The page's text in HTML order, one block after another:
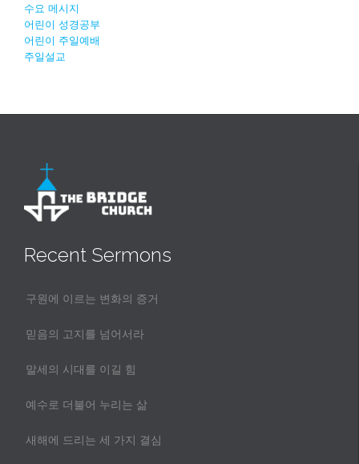
수요 메시지
어린이 성경공부
어린이 주일예배
주일설교
Recent Sermons
구원에 이르는 변화의 증거
믿음의 고지를 넘어서라
말세의 시대를 이길 힘
예수로 더불어 누리는 삶
새해에 드리는 세 가지 결심